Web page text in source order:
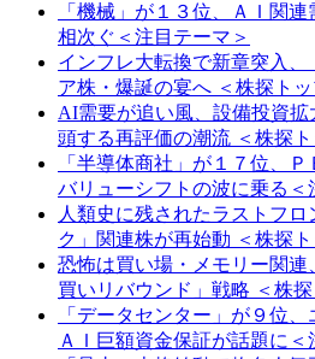
「機械」が１３位、ＡＩ関
相次ぐ＜注目テーマ＞
インフレ大転換で新章突入、
ア株・爆誕の宴へ ＜株探トッ
AI需要が追い風、設備投資拡
頭する再評価の潮流 ＜株探ト
「半導体商社」が１７位、
バリューシフトの波に乗る＜
人類史に残されたラストフ
ク」関連株が再始動 ＜株探
恐怖は買い場・メモリー関
買いリバウンド」戦略 ＜株
「データセンター」が９位
ＡＩ巨額資金保証が話題に＜